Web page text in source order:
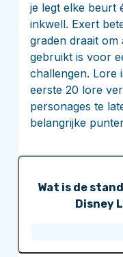
je legt elke beurt
inkwell. Exert
graden draait om
gebruikt is voor
challengen. Lore
eerste 20 lore
personages te
belangrijke
Wat is de
Disney